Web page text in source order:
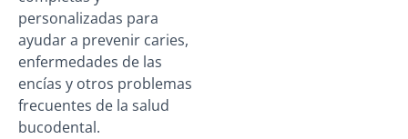
personalizadas para
ayudar a prevenir caries,
enfermedades de las
encías y otros problemas
frecuentes de la salud
bucodental.